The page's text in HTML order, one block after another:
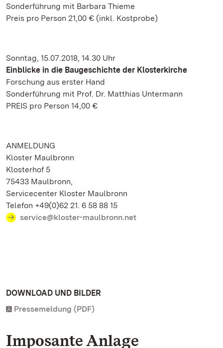
Sonderführung mit Barbara Thieme
Preis pro Person 21,00 € (inkl. Kostprobe)
Sonntag, 15.07.2018, 14.30 Uhr
Einblicke in die Baugeschichte der Klosterkirche
Forschung aus erster Hand
Sonderführung mit Prof. Dr. Matthias Untermann
PREIS pro Person 14,00 €
ANMELDUNG
Kloster Maulbronn
Klosterhof 5
75433 Maulbronn,
Servicecenter Kloster Maulbronn
Telefon +49(0)62 21. 6 58 88 15
service@kloster-maulbronn.net
DOWNLOAD UND BILDER
Pressemeldung (PDF)
Imposante Anlage